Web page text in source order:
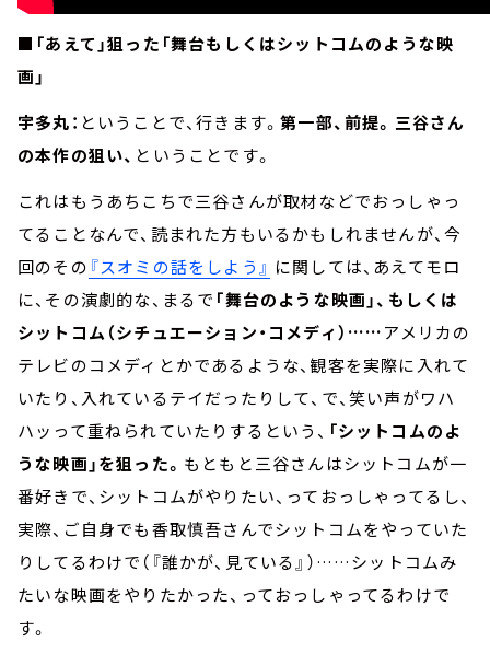
■「あえて」狙った「舞台もしくはシットコムのような映
画」
宇多丸： ということで、行きます。第一部、前提。三谷さん
の本作の狙い、 ということです。
これはもうあちこちで三谷さんが取材などでおっしゃっ
てることなんで、読まれた方もいるかもしれませんが、今
回のその 『スオミの話をしよう』 に関しては、あえてモロ
に、その演劇的な、まるで 「舞台のような映画」、もしくは
シットコム（シチュエーション・コメディ）……アメリカの
テレビのコメディとかであるような、観客を実際に入れて
いたり、入れているテイだったりして、で、笑い声がワハ
ハッって重ねられていたりするという、 「シットコムのよ
うな映画」を狙った。 もともと三谷さんはシットコムが一
番好きで、シットコムがやりたい、っておっしゃってるし、
実際、ご自身でも香取慎吾さんでシットコムをやっていた
りしてるわけで（『誰かが、見ている』）……シットコムみ
たいな映画をやりたかった、っておっしゃってるわけで
す。